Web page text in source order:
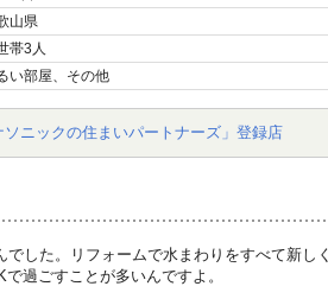
山県
帯3人
い部屋、その他
ソニックの住まいパートナーズ」登録店
した。リフォームで水まわりをすべて新しく
過ごすことが多いんですよ。